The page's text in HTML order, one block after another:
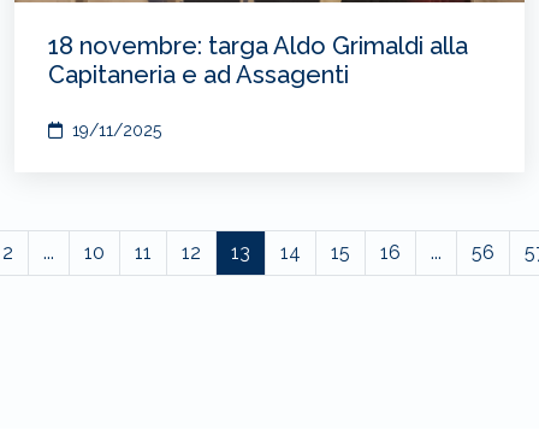
18 novembre: targa Aldo Grimaldi alla
Capitaneria e ad Assagenti
19/11/2025
2 ... 10 11 12 13 14 15 16 ... 56